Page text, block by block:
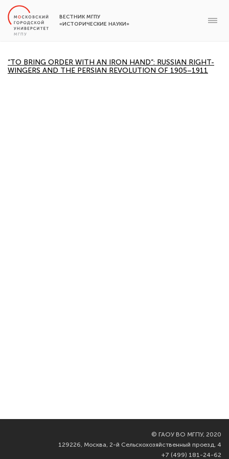
ВЕСТНИК МГПУ
«ИСТОРИЧЕСКИЕ НАУКИ»
“TO BRING ORDER WITH AN IRON HAND”: RUSSIAN RIGHT-
WINGERS AND THE PERSIAN REVOLUTION OF 1905–1911
© ГАОУ ВО МГПУ, 2020
129226, Москва, 2-й Сельскохозяйственный проезд, 4
+7 (499) 181-24-62